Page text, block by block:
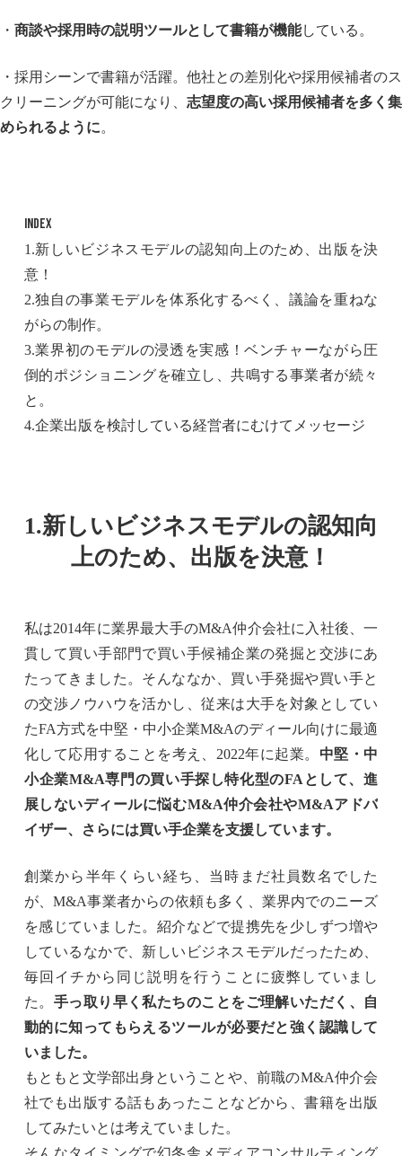
・ 商談や採用時の説明ツールとして書籍が機能している。
・採用シーンで書籍が活躍。他社との差別化や採用候補者のス
クリーニングが可能になり、 志望度の高い採用候補者を多く集
められるように。
INDEX
1.新しいビジネスモデルの認知向上のため、出版を決
意！
2.独自の事業モデルを体系化するべく、議論を重ねな
がらの制作。
3.業界初のモデルの浸透を実感！ベンチャーながら圧
倒的ポジショニングを確立し、共鳴する事業者が続々
と。
4.企業出版を検討している経営者にむけてメッセージ
1.新しいビジネスモデルの認知向
上のため、出版を決意！
私は2014年に業界最大手のM&A仲介会社に入社後、一
貫して買い手部門で買い手候補企業の発掘と交渉にあ
たってきました。そんななか、買い手発掘や買い手と
の交渉ノウハウを活かし、従来は大手を対象としてい
たFA方式を中堅・中小企業M&Aのディール向けに最適
化して応用することを考え、2022年に起業。 中堅・中
小企業M&A専門の買い手探し特化型のFAとして、進
展しないディールに悩むM&A仲介会社やM&Aアドバ
イザー、さらには買い手企業を支援しています。
創業から半年くらい経ち、当時まだ社員数名でした
が、M&A事業者からの依頼も多く、業界内でのニーズ
を感じていました。紹介などで提携先を少しずつ増や
しているなかで、新しいビジネスモデルだったため、
毎回イチから同じ説明を行うことに疲弊していまし
た。 手っ取り早く私たちのことをご理解いただく、自
動的に知ってもらえるツールが必要だと強く認識して
いました。
もともと文学部出身ということや、前職のM&A仲介会
社でも出版する話もあったことなどから、書籍を出版
してみたいとは考えていました。
そんなタイミングで幻冬舎メディアコンサルティング